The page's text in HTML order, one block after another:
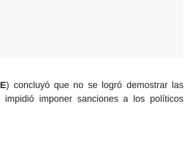
) concluyó que no se logró demostrar las
impidió imponer sanciones a los políticos